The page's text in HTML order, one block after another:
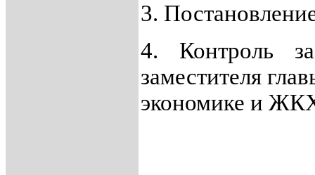
3.
4. Контроль
заместителя
экономике и